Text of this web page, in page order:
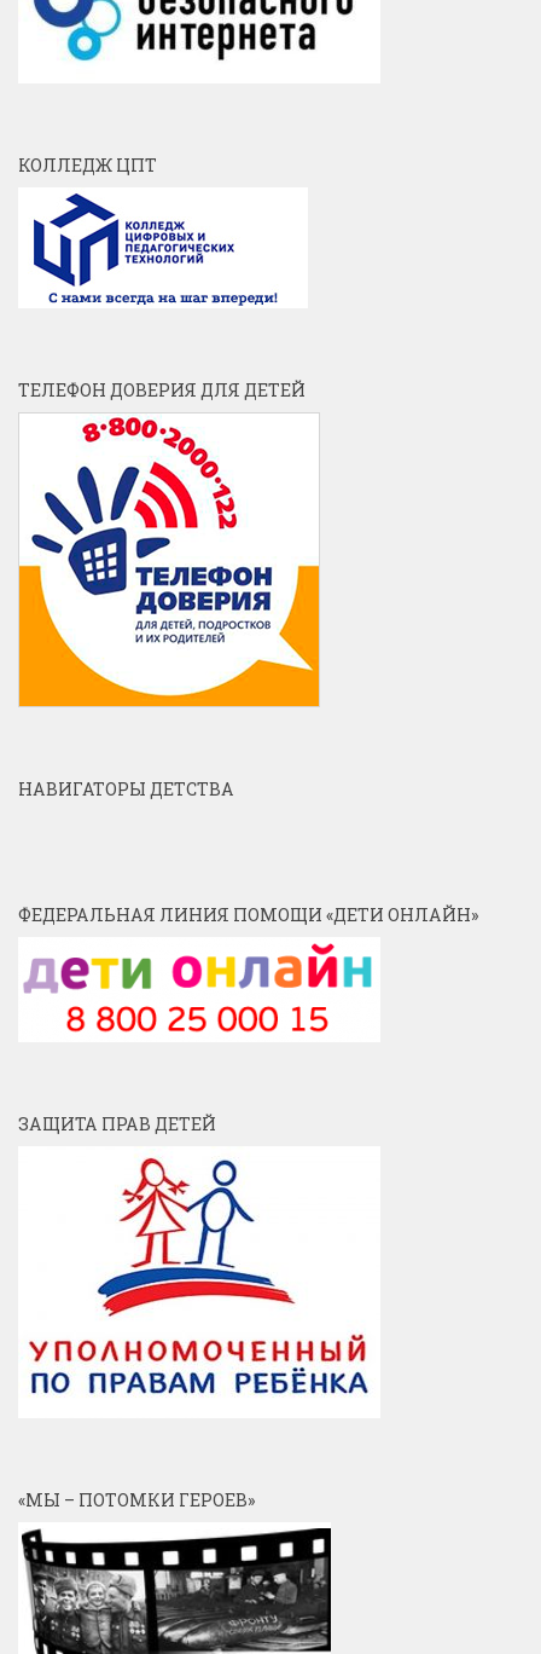
КОЛЛЕДЖ ЦПТ
ТЕЛЕФОН ДОВЕРИЯ ДЛЯ ДЕТЕЙ
НАВИГАТОРЫ ДЕТСТВА
ФЕДЕРАЛЬНАЯ ЛИНИЯ ПОМОЩИ «ДЕТИ ОНЛАЙН»
ЗАЩИТА ПРАВ ДЕТЕЙ
«МЫ – ПОТОМКИ ГЕРОЕВ»